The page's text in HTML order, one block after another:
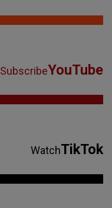
SubscribeYouTube
WatchTikTok